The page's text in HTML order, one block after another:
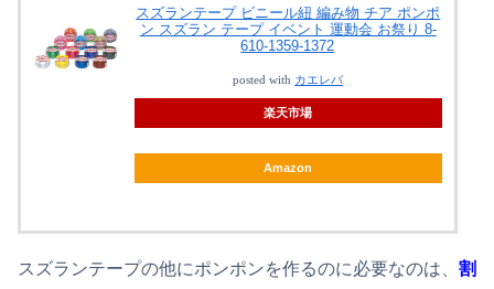
スズランテープ ビニール紐 編み物 チア ポンポ
ン スズラン テープ イベント 運動会 お祭り 8-
610-1359-1372
posted with カエレバ
楽天市場
Amazon
スズランテープの他にポンポンを作るのに必要なのは、 割